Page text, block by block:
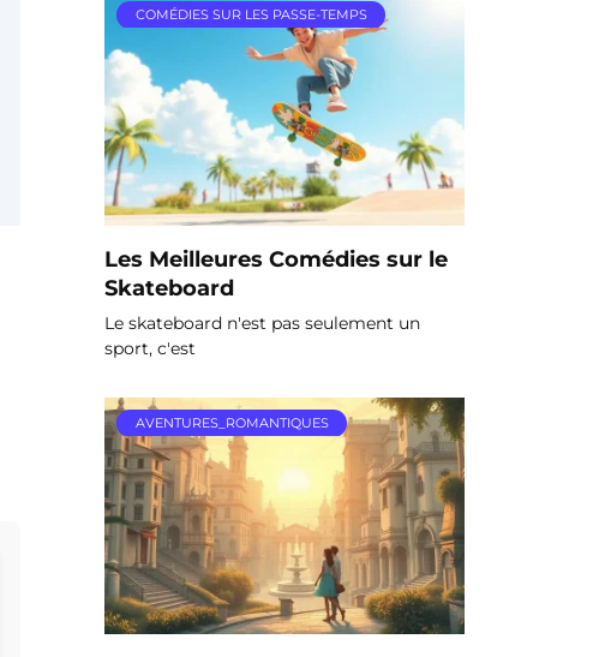
COMÉDIES SUR LES PASSE-TEMPS
Les Meilleures Comédies sur le
Skateboard
Le skateboard n'est pas seulement un
sport, c'est
AVENTURES_ROMANTIQUES